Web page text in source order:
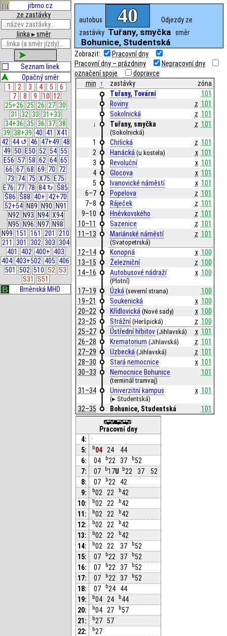
jrbrno.cz
ze zastávky
linka ▸ směr
Seznam linek
Opačný směr
1
2 3 4 5
6
7
8 9 10 12
25+26 25 26 27 30
31
32 33 31+33
34+36 35 36 37 38
39 38+39 40 41
X41
42 44 ↺ 46 47+49 48
49 50 E50 52 54 55
E56 57 58 62 64 65
66 67 68 69 70 72
73 74 75 X75
E75
E76 77 78 84 ↻ Š85
Š86 Š88 40+ 42+70
52+54 N89 N90
N91
N92
N93 N94 X94
N95
N96 N97 N98
N99 151 161 201
210
211
301 302 303 304
401
402 400+ 403
404 403+502 405 406
501
502 510 S2 S3
S31
S51
Brněnská MHD
autobus 40
Odjezdy ze
zastávky Tuřany, smyčka směr
Bohunice, Studentská
Zobrazit:
Pracovní dny
Pracovní dny – prázdniny
Nepracovní dny
označení spoje
dopravce
min
↑ zastávky
zóna
Tuřany, Tovární
101
Roviny
z 101
Sokolnická
z 101
↓
Tuřany, smyčka
(Sokolnická)
z 101
1 Chrlická z 101
2
Hanácká (u kostela) x 101
3
Revoluční x 101
4
Glocova x 101
5
Ivanovické náměstí x 101
6–7
Popelova z 101
7–8
Ráječek z 101
9–10
Hněvkovského z 101
10–11
Sazenice z 101
11–13
Mariánské náměstí
(Svatopetrská)
z 101
12–14 Konopná x 100
13–15
Železniční z 100
14–16
Autobusové nádraží
(Plotní)
x 100
17–19 Úzká (severní strana)
100
19–21
Soukenická x 100
20–22
Křídlovická (Nové sady) x 100
23–25
Strážní (Heršpická) z 100
25–27
Ústřední hřbitov (Jihlavská) x 101
26–28
Krematorium (Jihlavská) z 101
27–29
Uzbecká (Jihlavská) z 101
28–30
Stará nemocnice x 101
30–33
Nemocnice Bohunice
(terminál tramvaj)
101
31–34 Univerzitní kampus
(▸ Studentská)
x 101
32–35 Bohunice, Studentská 101
Pracovní dny
4:
·
5:
b04 24
44
6:
04 b22 37 b52
7:
07 b17U b22 37
52
8:
07 b22
42
9:
b02 22 b42
10:
b02 22 b42
11:
b02 22 b42
12:
b02 22 b42
13:
b02 22 b42
14:
b02 22 37 b52
15:
07 b22 37 b52
16:
07 b22 37 b52
17:
07 b22 37 b52
18:
07 b24
44
19:
b04 24 b44
20:
b04 27 b57
21:
b27 57
22:
b27